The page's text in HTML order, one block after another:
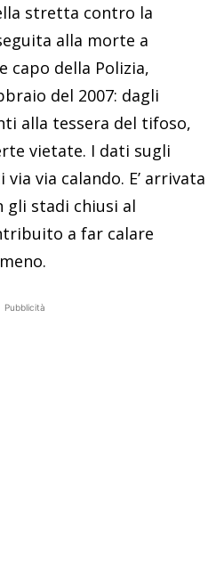
stretta contro la
alla morte a
capo della Polizia,
del 2007: dagli
alla tessera del tifoso,
vietate. I dati sugli
via calando. E’ arrivata
gli stadi chiusi al
a far calare
Pubblicità